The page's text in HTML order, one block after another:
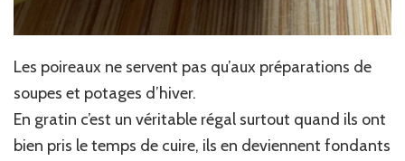
Les poireaux ne servent pas qu’aux préparations de
soupes et potages d’hiver.
En gratin c’est un véritable régal surtout quand ils ont
bien pris le temps de cuire, ils en deviennent fondants